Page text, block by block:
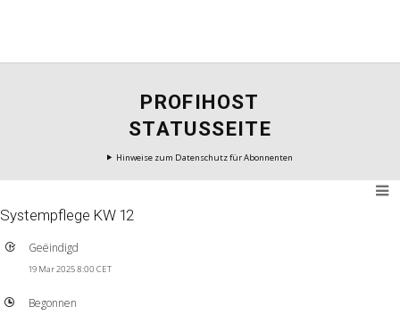
PROFIHOST
STATUSSEITE
Hinweise zum Datenschutz für Abonnenten
Systempflege KW 12
Geëindigd
19 Mar 2025 8:00 CET
Begonnen